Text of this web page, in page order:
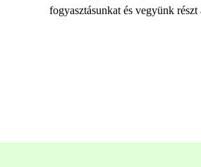
fogyasztásunkat és vegyünk